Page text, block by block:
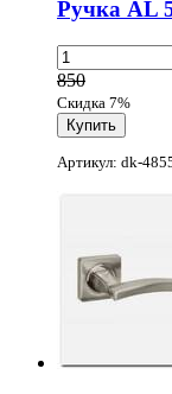
Ручка AL
850
Скидка 7%
Артикул: dk-